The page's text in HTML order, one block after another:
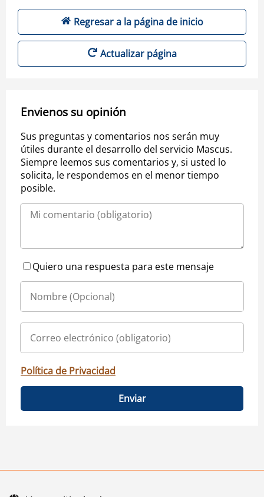
Regresar a la página de inicio
Actualizar página
Envienos su opinión
Sus preguntas y comentarios nos serán muy
útiles durante el desarrollo del servicio Mascus.
Siempre leemos sus comentarios y, si usted lo
solicita, le respondemos en el menor tiempo
posible.
Quiero una respuesta para este mensaje
Política de Privacidad
Enviar